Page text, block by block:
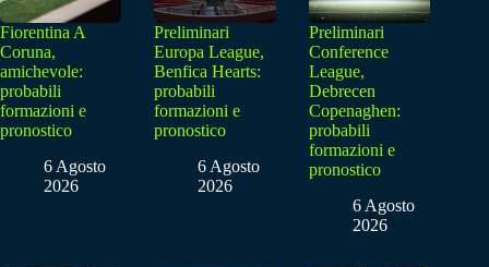
Fiorentina A
Coruna,
amichevole:
probabili
formazioni e
pronostico
6 Agosto
2026
Preliminari
Europa League,
Benfica Hearts:
probabili
formazioni e
pronostico
6 Agosto
2026
Preliminari
Conference
League,
Debrecen
Copenaghen:
probabili
formazioni e
pronostico
6 Agosto
2026